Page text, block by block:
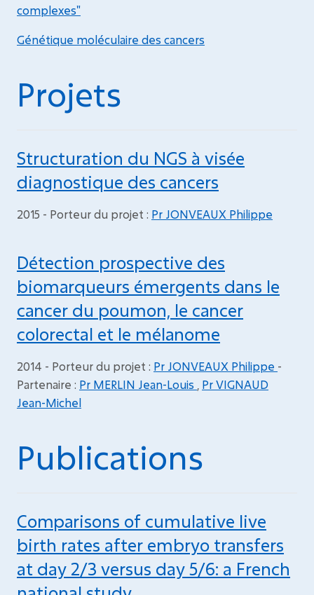
complexes"
Génétique moléculaire des cancers
Projets
Structuration du NGS à visée
diagnostique des cancers
2015 - Porteur du projet : Pr JONVEAUX Philippe
Détection prospective des
biomarqueurs émergents dans le
cancer du poumon, le cancer
colorectal et le mélanome
2014 - Porteur du projet : Pr JONVEAUX Philippe -
Partenaire : Pr MERLIN Jean-Louis
Pr VIGNAUD
Jean-Michel
Publications
Comparisons of cumulative live
birth rates after embryo transfers
at day 2/3 versus day 5/6: a French